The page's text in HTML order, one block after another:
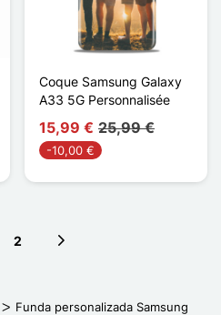
Coque Samsung Galaxy
A33 5G Personnalisée
15,99 € 25,99 €
-10,00 €
2
Funda personalizada Samsung